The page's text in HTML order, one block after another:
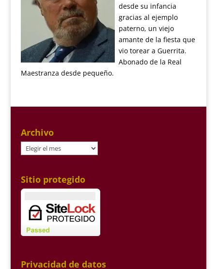
desde su infancia
gracias al ejemplo
paterno, un viejo
amante de la fiesta que
vio torear a Guerrita.
Abonado de la Real
Maestranza desde pequeño.
Archivo
Archivo
Sitio protegido
Privacidad de datos